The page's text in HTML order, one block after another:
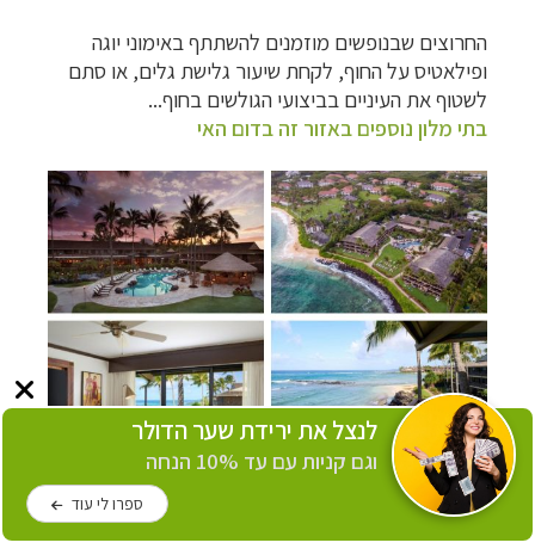
החרוצים שבנופשים מוזמנים להשתתף באימוני יוגה
ופילאטיס על החוף, לקחת שיעור גלישת גלים, או סתם
לשטוף את העיניים בביצועי הגולשים בחוף...
בתי מלון נוספים באזור זה בדום האי
ריזורט קוֹאָה קֵיאָה - מיקום מנצח בדרום האי קוואי
התניידות באי קוואי
לנצל את ירידת שער הדולר
וגם קניות עם עד 10% הנחה
ספרו לי עוד